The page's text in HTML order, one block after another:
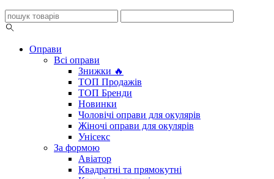
Оправи
Всі оправи
Знижки 🔥
ТОП Продажів
ТОП Бренди
Новинки
Чоловічі оправи для окулярів
Жіночі оправи для окулярів
Унісекс
За формою
Авіатор
Квадратні та прямокутні